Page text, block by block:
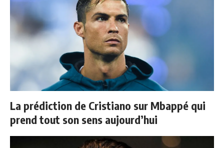
La prédiction de Cristiano sur Mbappé qui
prend tout son sens aujourd’hui